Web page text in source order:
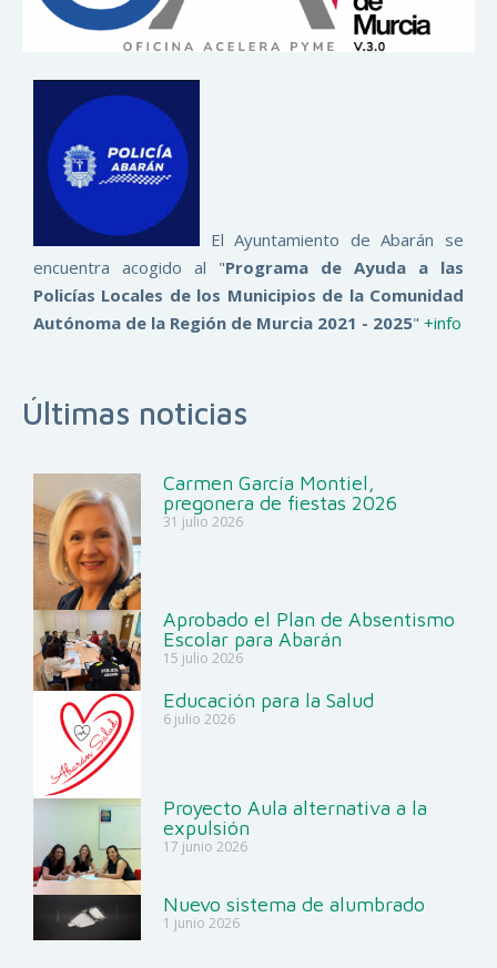
El Ayuntamiento de Abarán se
encuentra acogido al "Programa de Ayuda a las
Policías Locales de los Municipios de la Comunidad
Autónoma de la Región de Murcia 2021 - 2025" +info
Últimas noticias
Carmen García Montiel,
pregonera de fiestas 2026
31 julio 2026
Aprobado el Plan de Absentismo
Escolar para Abarán
15 julio 2026
Educación para la Salud
6 julio 2026
Proyecto Aula alternativa a la
expulsión
17 junio 2026
Nuevo sistema de alumbrado
1 junio 2026